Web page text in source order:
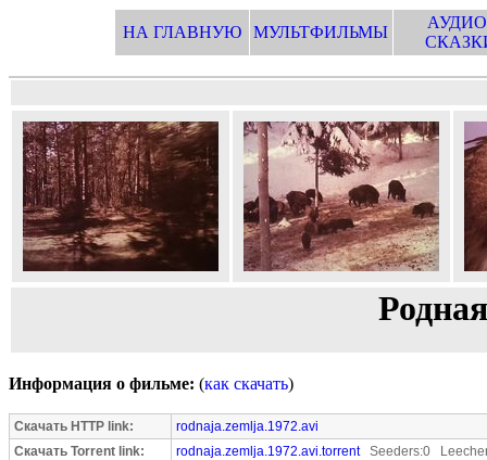
НА ГЛАВНУЮ МУЛЬТФИЛЬМЫ
Информация о фильме: (как скачать)
Скачать HTTP link:
rodnaja.zemlja.1972.avi
Скачать Torrent link:
rodnaja.zemlja.1972.avi.torrentSeeders:0